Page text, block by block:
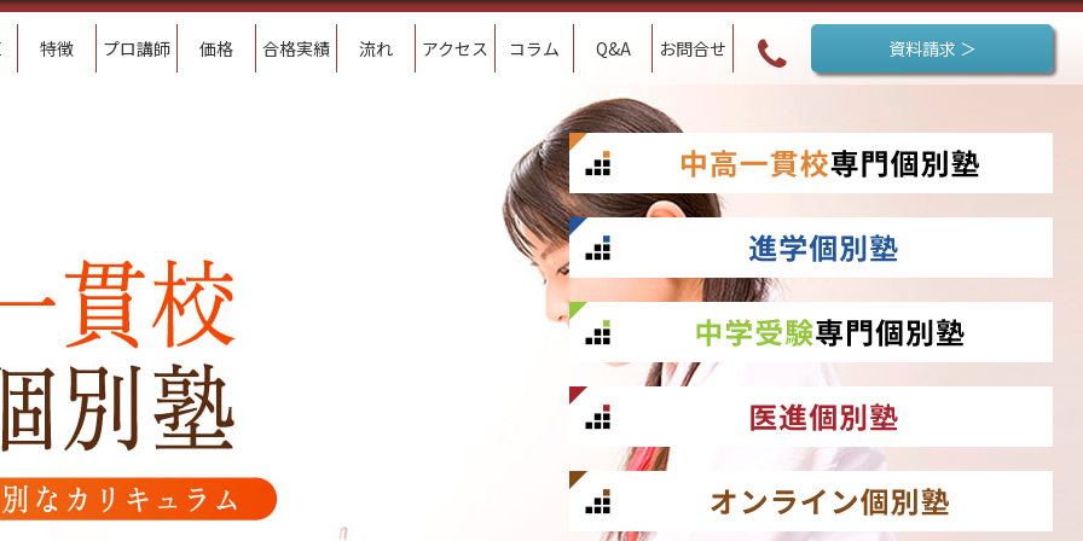
特徴 プロ講師 価格 合格実績 流れ アクセス コラム Q&A お問合せ 資料請求 ＞